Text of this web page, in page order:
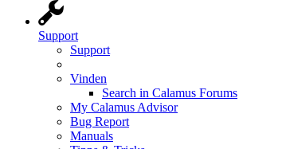
Support
Support
Vinden
Search in Calamus Forums
My Calamus Advisor
Bug Report
Manuals